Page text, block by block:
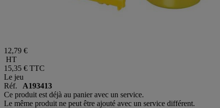
12,79 €
HT
15,35 € TTC
Le jeu
Réf. A193413
Ce produit est déjà au panier avec un service.
Le même produit ne peut être ajouté avec un service différent.